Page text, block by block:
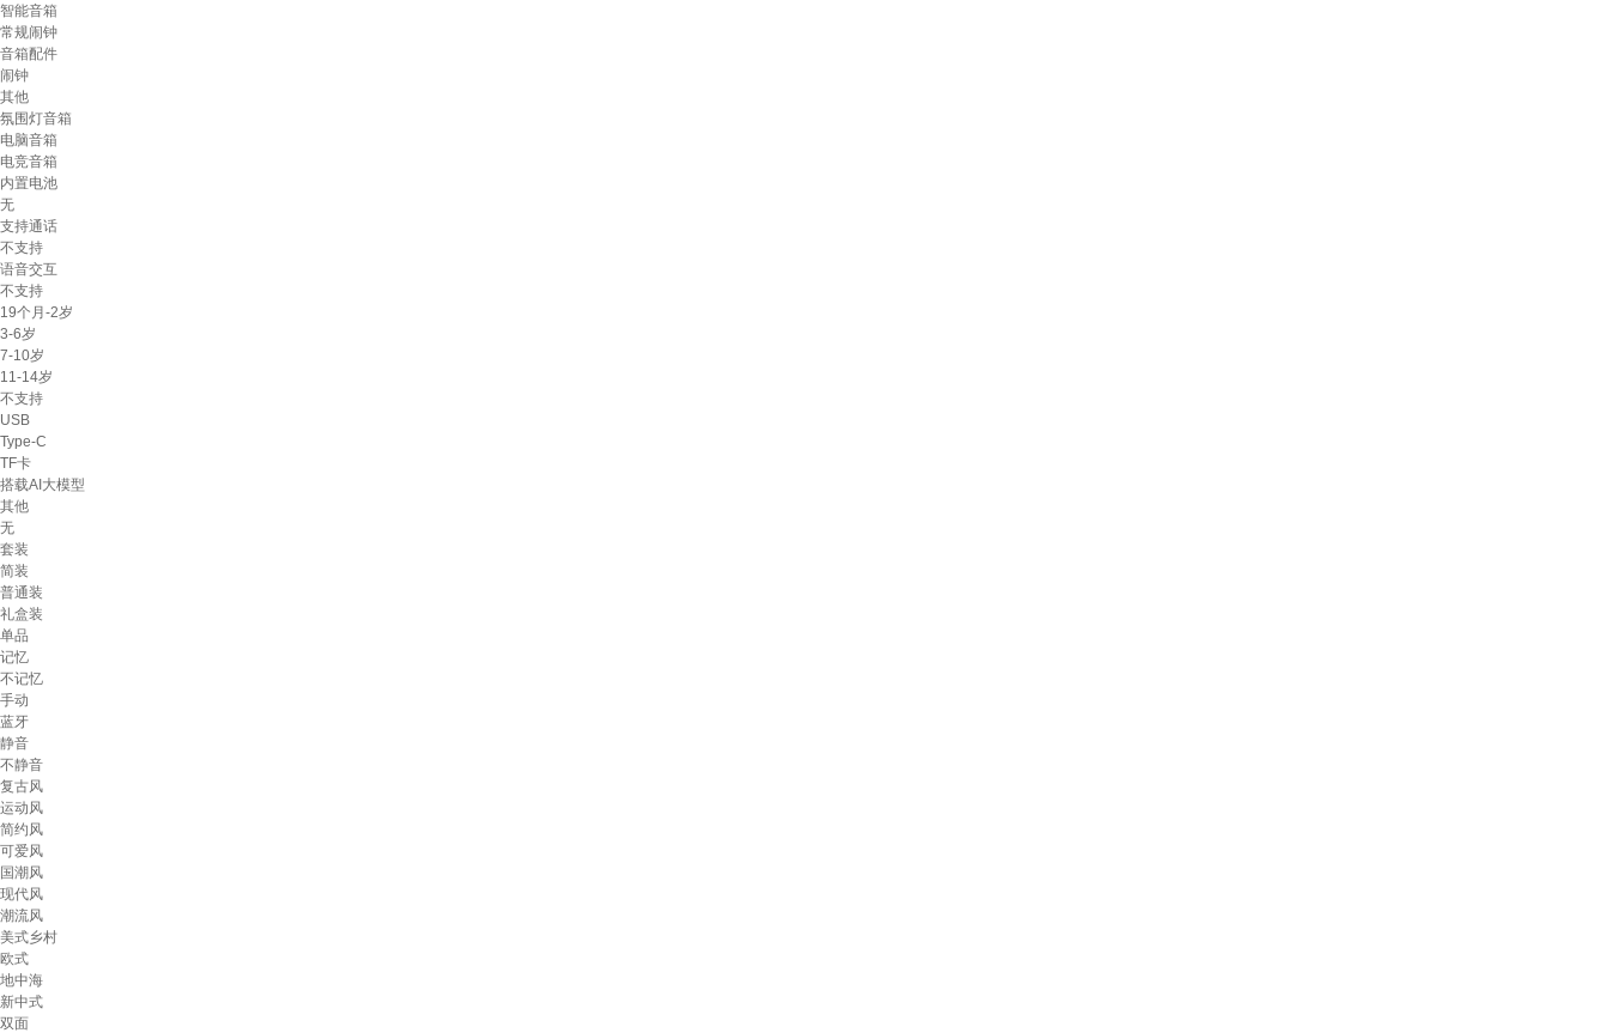
智能音箱
常规闹钟
音箱配件
闹钟
其他
氛围灯音箱
电脑音箱
电竞音箱
内置电池
无
支持通话
不支持
语音交互
不支持
19个月-2岁
3-6岁
7-10岁
11-14岁
不支持
USB
Type-C
TF卡
搭载AI大模型
其他
无
套装
简装
普通装
礼盒装
单品
记忆
不记忆
手动
蓝牙
静音
不静音
复古风
运动风
简约风
可爱风
国潮风
现代风
潮流风
美式乡村
欧式
地中海
新中式
双面